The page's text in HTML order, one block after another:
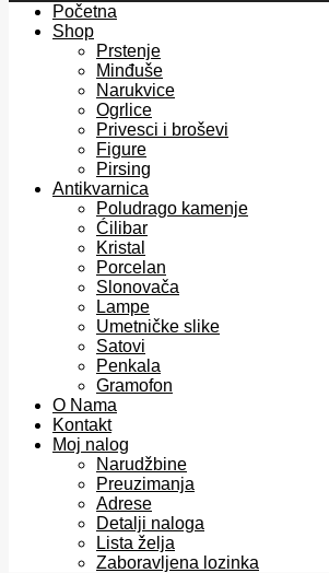
Početna
Shop
Prstenje
Minđuše
Narukvice
Ogrlice
Privesci i broševi
Figure
Pirsing
Antikvarnica
Poludrago kamenje
Ćilibar
Kristal
Porcelan
Slonovača
Lampe
Umetničke slike
Satovi
Penkala
Gramofon
O Nama
Kontakt
Moj nalog
Narudžbine
Preuzimanja
Adrese
Detalji naloga
Lista želja
Zaboravljena lozinka